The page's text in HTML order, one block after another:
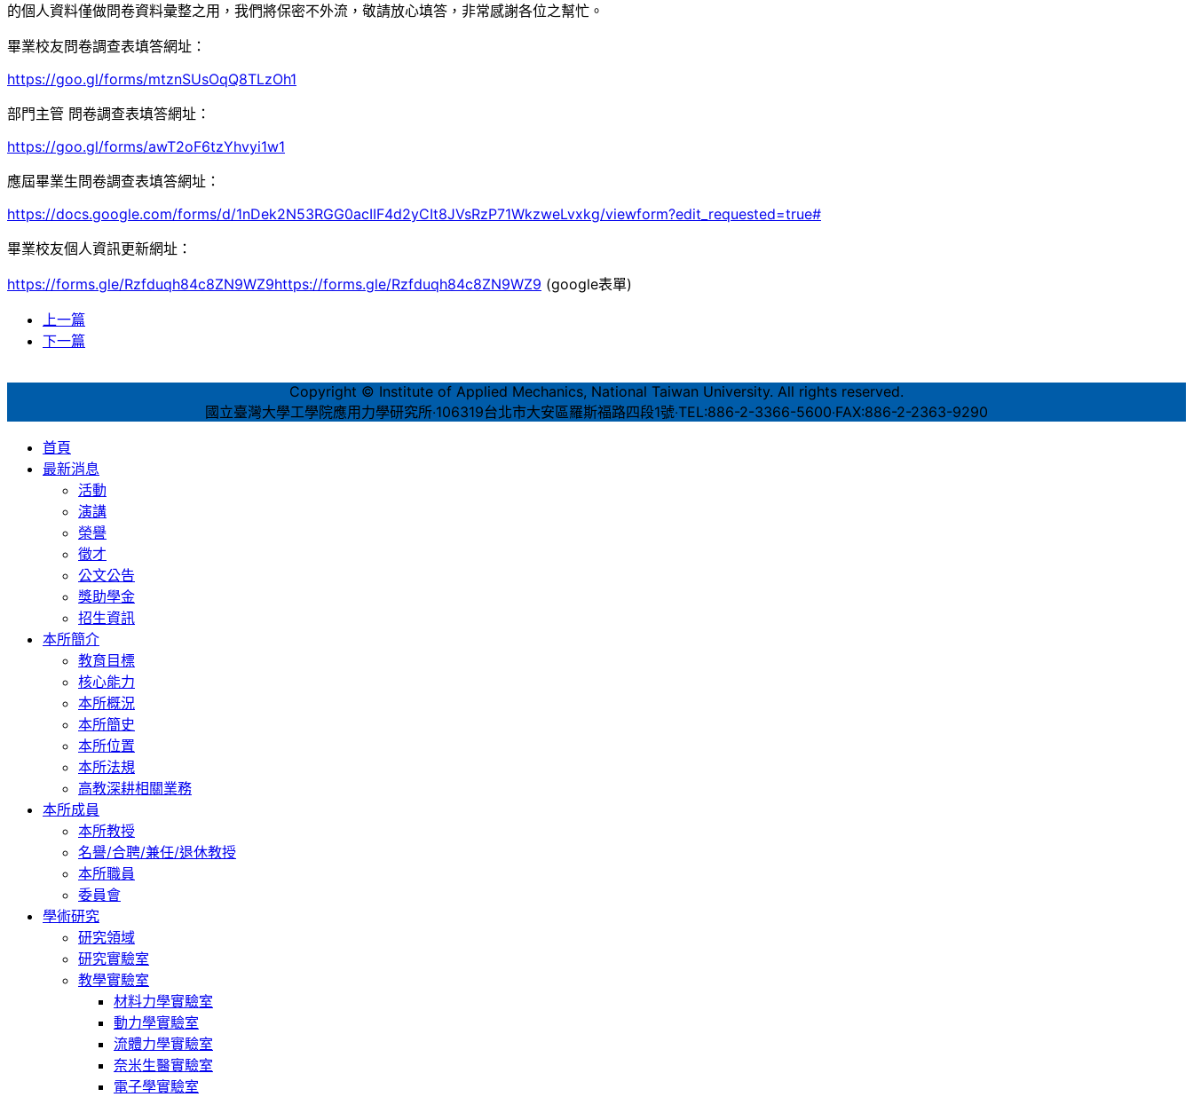
的個人資料僅做問卷資料彙整之用，我們將保密不外流，敬請放心填答，非常感謝各位之幫忙。
畢業校友問卷調查表填答網址：
https://goo.gl/forms/mtznSUsOqQ8TLzOh1
部門主管 問卷調查表填答網址：
https://goo.gl/forms/awT2oF6tzYhvyi1w1
應屆畢業生問卷調查表填答網址：
https://docs.google.com/forms/d/1nDek2N53RGG0acIIF4d2yCIt8JVsRzP71WkzweLvxkg/viewform?edit_requested=true#
畢業校友個人資訊更新網址：
https://forms.gle/Rzfduqh84c8ZN9WZ9https://forms.gle/Rzfduqh84c8ZN9WZ9 (google表單)
上一篇
下一篇
Copyright © Institute of Applied Mechanics, National Taiwan University. All rights reserved.
國立臺灣大學工學院應用力學研究所‧106319台北市大安區羅斯福路四段1號‧TEL:886-2-3366-5600‧FAX:886-2-2363-9290
首頁
最新消息
活動
演講
榮譽
徵才
公文公告
獎助學金
招生資訊
本所簡介
教育目標
核心能力
本所概況
本所簡史
本所位置
本所法規
高教深耕相關業務
本所成員
本所教授
名譽/合聘/兼任/退休教授
本所職員
委員會
學術研究
研究領域
研究實驗室
教學實驗室
材料力學實驗室
動力學實驗室
流體力學實驗室
奈米生醫實驗室
電子學實驗室